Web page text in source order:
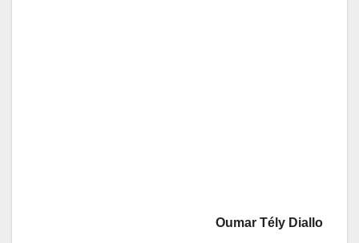
Oumar Tély Diallo